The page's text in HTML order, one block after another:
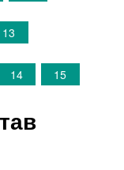
13
14 15